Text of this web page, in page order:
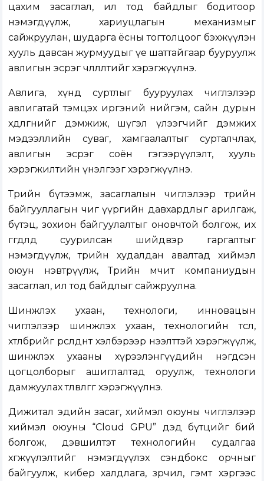
цахим засаглал, ил тод байдлыг бодитоор
нэмэгдүүлж, хариуцлагын механизмыг
сайжруулан, шударга ёсны тогтолцоог бэхжүүлэн
хууль давсан журмуудыг үе шаттайгаар бууруулж
авлигын эсрэг чөлөөлөлтийг хэрэгжүүлнэ.
Авлига, хүнд суртлыг бууруулах чиглэлээр
авлигатай тэмцэх иргэний нийгэм, сайн дурын
хөдөлгөөнийг дэмжиж, шүгэл үлээгчийг дэмжих
мэдээллийн суваг, хамгаалалтыг сурталчлах,
авлигын эсрэг соён гэгээрүүлэлт, хууль
хэрэгжилтийн үнэлгээг хэрэгжүүлнэ.
Төрийн бүтээмж, засаглалын чиглэлээр төрийн
байгууллагын чиг үүргийн давхардлыг арилгаж,
бүтэц, зохион байгуулалтыг оновчтой болгож, их
өгөгдөлд суурилсан шийдвэр гаргалтыг
нэмэгдүүлж, төрийн худалдан авалтад хиймэл
оюун нэвтрүүлж, Төрийн өмчит компаниудын
засаглал, ил тод байдлыг сайжруулна.
Шинжлэх ухаан, технологи, инновацын
чиглэлээр шинжлэх ухаан, технологийн төсөл,
хөтөлбөрийг өрсөлдөөнт хэлбэрээр нээлттэй хэрэгжүүлж,
шинжлэх ухааны хүрээлэнгүүдийн нэгдсэн
цогцолборыг ашиглалтад оруулж, технологи
дамжуулах төлөвлөгөөг хэрэгжүүлнэ.
Дижитал эдийн засаг, хиймэл оюуны чиглэлээр
хиймэл оюуны “Cloud GPU” дэд бүтцийг бий
болгож, дэвшилтэт технологийн судалгаа
хөгжүүлэлтийг нэмэгдүүлэх сэндбокс орчныг
байгуулж, кибер халдлага, зөрчил, гэмт хэргээс